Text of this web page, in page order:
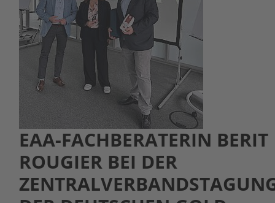
EAA-FACHBERATERIN BERIT
ROUGIER BEI DER